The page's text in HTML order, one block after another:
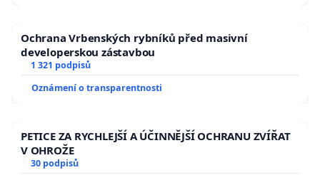
Ochrana Vrbenských rybníků před masivní
developerskou zástavbou
1 321 podpisů
Oznámení o transparentnosti
PETICE ZA RYCHLEJŠÍ A ÚČINNĚJŠÍ OCHRANU ZVÍŘAT
V OHROŽE
30 podpisů